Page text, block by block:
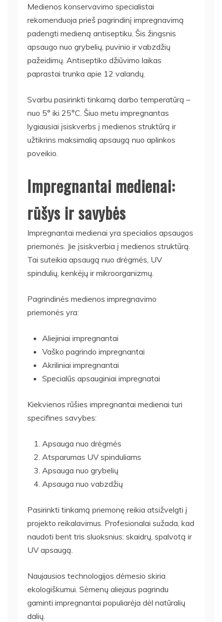
Medienos konservavimo specialistai
rekomenduoja prieš pagrindinį impregnavimą
padengti medieną antiseptiku. Šis žingsnis
apsaugo nuo grybelių, puvinio ir vabzdžių
pažeidimų. Antiseptiko džiūvimo laikas
paprastai trunka apie 12 valandų.
Svarbu pasirinkti tinkamą darbo temperatūrą –
nuo 5° iki 25°C. Šiuo metu impregnantas
lygiausiai įsiskverbs į medienos struktūrą ir
užtikrins maksimalią apsaugą nuo aplinkos
poveikio.
Impregnantai medienai:
rūšys ir savybės
Impregnantai medienai yra specialios apsaugos
priemonės. Jie įsiskverbia į medienos struktūrą.
Tai suteikia apsaugą nuo drėgmės, UV
spindulių, kenkėjų ir mikroorganizmų.
Pagrindinės medienos impregnavimo
priemonės yra:
Aliejiniai impregnantai
Vaško pagrindo impregnantai
Akriliniai impregnantai
Specialūs apsauginiai impregnatai
Kiekvienos rūšies impregnantai medienai turi
specifines savybes:
Apsauga nuo drėgmės
Atsparumas UV spinduliams
Apsauga nuo grybelių
Apsauga nuo vabzdžių
Pasirinkti tinkamą priemonę reikia atsižvelgti į
projekto reikalavimus. Profesionalai sužada, kad
naudoti bent tris sluoksnius: skaidrų, spalvotą ir
UV apsaugą.
Naujausios technologijos dėmesio skiria
ekologiškumui. Sėmenų aliejaus pagrindu
gaminti impregnantai populiarėja dėl natūralių
dalių.